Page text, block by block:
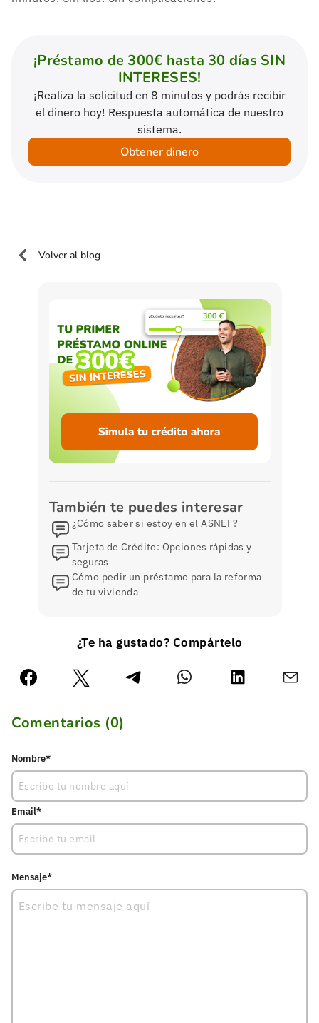
Obtener dinero
¡Realiza la solicitud en 8 minutos y podrás recibir
el dinero hoy! Respuesta automática de nuestro
sistema.
¡Préstamo de 300€ hasta 30 días SIN
INTERESES!
Volver al blog
También te puedes interesar
¿Cómo saber si estoy en el ASNEF?
Tarjeta de Crédito: Opciones rápidas y
seguras
Cómo pedir un préstamo para la reforma
de tu vivienda
¿Te ha gustado? Compártelo
Comentarios (0)
Nombre*
Email*
Mensaje*